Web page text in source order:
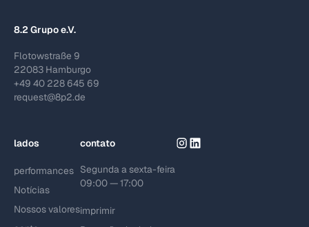
8.2 Grupo e.V.
Flotowstraße 9
22083 Hamburgo
+49 40 228 645 69
request@8p2.de
lados
performances
Notícias
Nossos valores
contato
Segunda a sexta-feira
09:00 — 17:00
imprimir